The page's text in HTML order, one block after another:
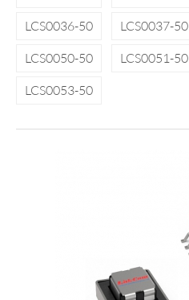
LCS0036-50
LCS0037-50
LCS0050-50
LCS0051-50
LCS0053-50